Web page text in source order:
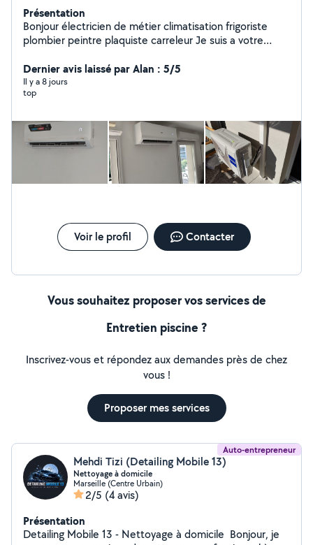
Présentation
Bonjour électricien de métier climatisation frigoriste
plombier peintre plaquiste carreleur Je suis a votre
équipé carrelage Instalation de clim montage meuble
peinture portail électrique plomberie dressing 20ans
dexpérience jai tous les outil nécessaire a votre service
Dernier avis laissé par Alan : 5/5
Il y a 8 jours
top
Voir le profil Contacter
Vous souhaitez proposer vos services de
Entretien piscine ?
Inscrivez-vous et répondez aux demandes près de chez
vous !
Proposer mes services
Auto-entrepreneur
Mehdi Tizi (Detailing Mobile 13)
Nettoyage à domicile
Marseille (Centre Urbain)
2/5 (4 avis)
Présentation
Detailing Mobile 13 - Nettoyage à domicile ️ Bonjour, je